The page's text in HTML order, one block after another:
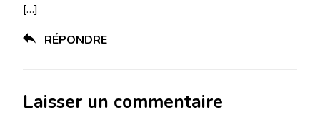
[…]
RÉPONDRE
Laisser un commentaire